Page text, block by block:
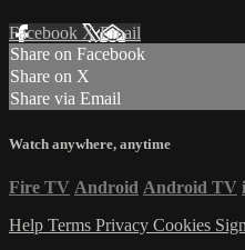
Facebook XEmail
Share on Facebook
Share on X
Share via Email
Watch anywhere, anytime
Fire TV Android Android TV
Help Terms Privacy Cookies